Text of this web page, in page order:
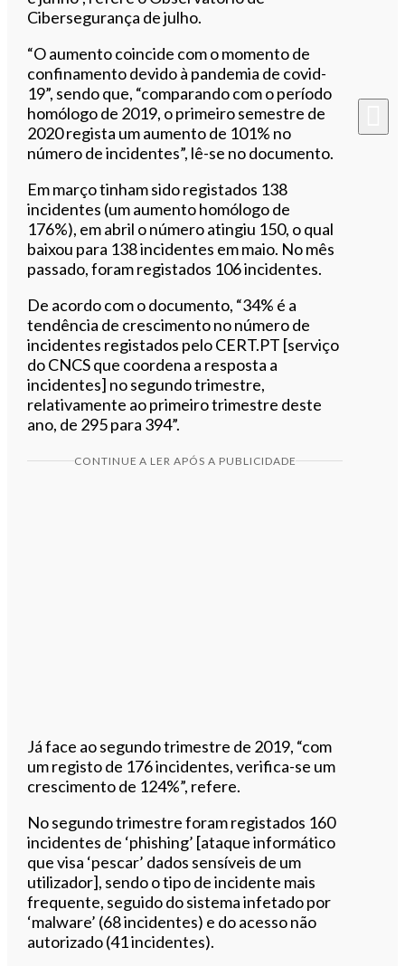
Cibersegurança de julho.
“O aumento coincide com o momento de
confinamento devido à pandemia de covid-
19”, sendo que, “comparando com o período
homólogo de 2019, o primeiro semestre de
2020 regista um aumento de 101% no
número de incidentes”, lê-se no documento.
Em março tinham sido registados 138
incidentes (um aumento homólogo de
176%), em abril o número atingiu 150, o qual
baixou para 138 incidentes em maio. No mês
passado, foram registados 106 incidentes.
De acordo com o documento, “34% é a
tendência de crescimento no número de
incidentes registados pelo CERT.PT [serviço
do CNCS que coordena a resposta a
incidentes] no segundo trimestre,
relativamente ao primeiro trimestre deste
ano, de 295 para 394”.
CONTINUE A LER APÓS A PUBLICIDADE
Já face ao segundo trimestre de 2019, “com
um registo de 176 incidentes, verifica-se um
crescimento de 124%”, refere.
No segundo trimestre foram registados 160
incidentes de ‘phishing’ [ataque informático
que visa ‘pescar’ dados sensíveis de um
utilizador], sendo o tipo de incidente mais
frequente, seguido do sistema infetado por
‘malware’ (68 incidentes) e do acesso não
autorizado (41 incidentes).